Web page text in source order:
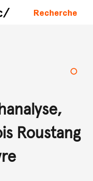
Recherche
Roustang